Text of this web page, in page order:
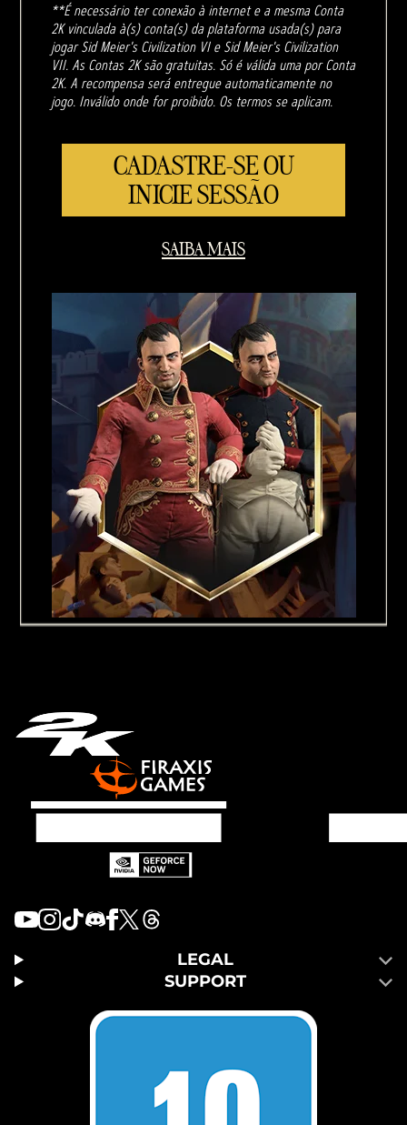
**É necessário ter conexão à internet e a mesma Conta
2K vinculada à(s) conta(s) da plataforma usada(s) para
jogar Sid Meier's Civilization VI e Sid Meier's Civilization
VII. As Contas 2K são gratuitas. Só é válida uma por Conta
2K. A recompensa será entregue automaticamente no
jogo. Inválido onde for proibido. Os termos se aplicam.
CADASTRE-SE OU
INICIE SESSÃO
SAIBA MAIS
LEGAL
SUPPORT